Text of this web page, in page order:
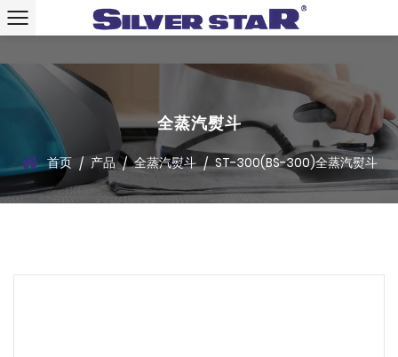
全蒸汽熨斗
首页 / 产品 / 全蒸汽熨斗 / ST-300(BS-300)全蒸汽熨斗